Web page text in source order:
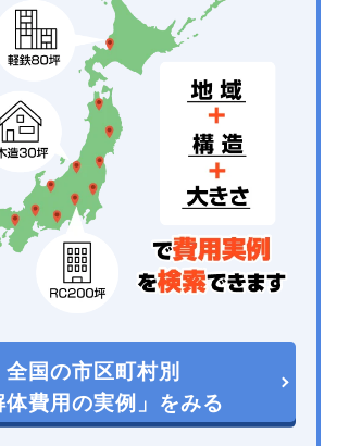
全国の市区町村別
体費用の実例」をみる